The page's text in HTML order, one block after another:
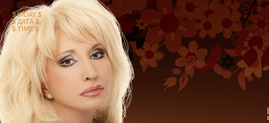
$ WDAY $
$ ДАТА $
$ TIME $